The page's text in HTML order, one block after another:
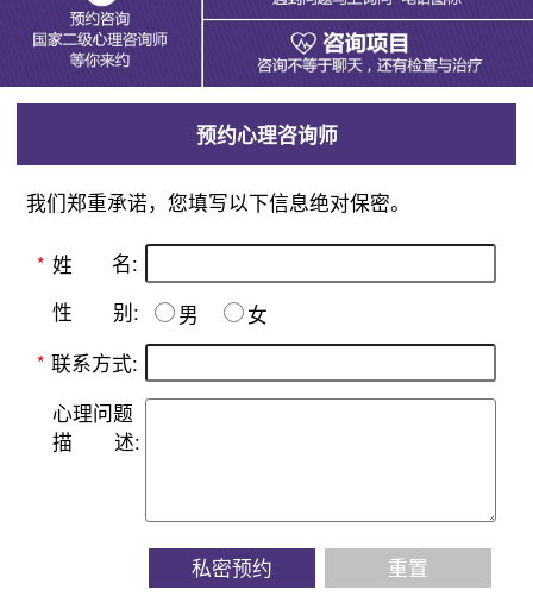
预约心理咨询师
我们郑重承诺，您填写以下信息绝对保密。
* 姓 名:
性 别: 男
女
* 联系方式:
心理问题
描
述:
私密预约 重置